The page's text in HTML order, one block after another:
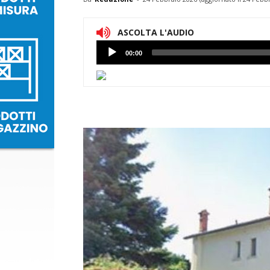
ASCOLTA L'AUDIO
Lettore
Audio
00:00